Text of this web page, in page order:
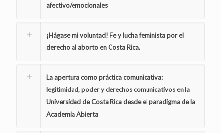
afectivo/emocionales
¡Hágase mi voluntad! Fe y lucha feminista por el
derecho al aborto en Costa Rica.
La apertura como práctica comunicativa:
legitimidad, poder y derechos comunicativos en la
Universidad de Costa Rica desde el paradigma de la
Academia Abierta